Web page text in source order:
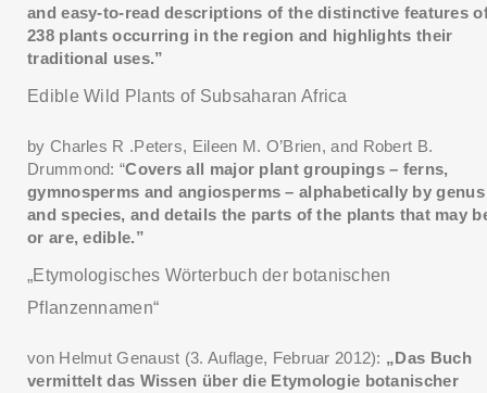
and easy-to-read descriptions of the distinctive features
238 plants occurring in the region and highlights their
traditional uses.”
Edible Wild Plants of Subsaharan Africa
by Charles R .Peters, Eileen M. O’Brien, and Robert B.
Drummond: “Covers all major plant groupings – ferns,
gymnosperms and angiosperms – alphabetically by genus
and species, and details the parts of the plants that may
or are, edible.”
„Etymologisches Wörterbuch der botanischen
Pflanzennamen“
von Helmut Genaust (3. Auflage, Februar 2012): „Das Buch
vermittelt das Wissen über die Etymologie botanischer